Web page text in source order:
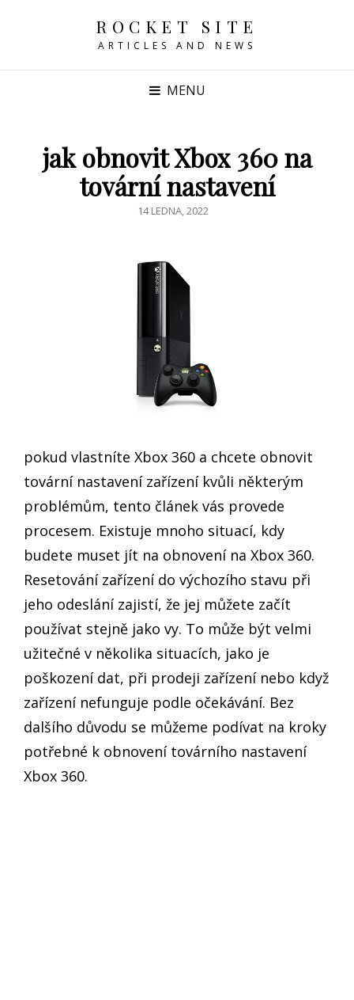
ROCKET SITE
ARTICLES AND NEWS
MENU
jak obnovit Xbox 360 na
tovární nastavení
POSTED
14 LEDNA, 2022
pokud vlastníte Xbox 360 a chcete obnovit
tovární nastavení zařízení kvůli některým
problémům, tento článek vás provede
procesem. Existuje mnoho situací, kdy
budete muset jít na obnovení na Xbox 360.
Resetování zařízení do výchozího stavu při
jeho odeslání zajistí, že jej můžete začít
používat stejně jako vy. To může být velmi
užitečné v několika situacích, jako je
poškození dat, při prodeji zařízení nebo když
zařízení nefunguje podle očekávání. Bez
dalšího důvodu se můžeme podívat na kroky
potřebné k obnovení továrního nastavení
Xbox 360.